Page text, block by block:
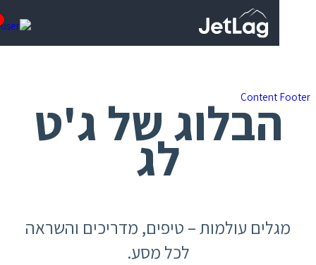
Content של ג'ט
לג
עולמות – טיפים, מדריכים והשראה
לכל מסע.